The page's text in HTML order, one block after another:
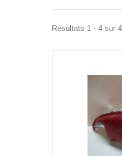
Résultats 1 - 4 sur